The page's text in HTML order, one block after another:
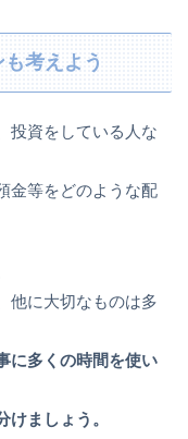
考えよう
投資をしている人な
金等をどのような配
他に大切なものは多
に多くの時間を使い
ましょう。